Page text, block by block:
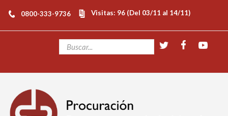
0800-333-9736 Visitas: 96 (Del 03/11 al 14/11)